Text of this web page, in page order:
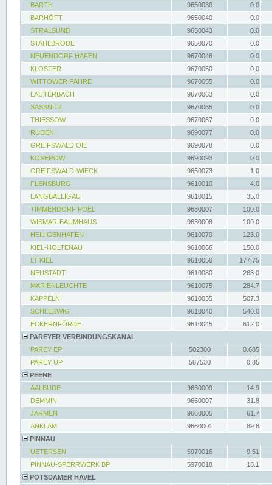
BARTH
9650030
0.0
BARHÖFT
9650040
0.0
STRALSUND
9650043
0.0
STAHLBRODE
9650070
0.0
NEUENDORF HAFEN
9670046
0.0
KLOSTER
9670050
0.0
WITTOWER FÄHRE
9670055
0.0
LAUTERBACH
9670063
0.0
SASSNITZ
9670065
0.0
THIESSOW
9670067
0.0
RUDEN
9690077
0.0
GREIFSWALD OIE
9690078
0.0
KOSEROW
9690093
0.0
GREIFSWALD-WIECK
9650073
1.0
FLENSBURG
9610010
4.0
LANGBALLIGAU
9610015
35.0
TIMMENDORF POEL
9630007
100.0
WISMAR-BAUMHAUS
9630008
100.0
HEILIGENHAFEN
9610070
123.0
KIEL-HOLTENAU
9610066
150.0
LT KIEL
9610050
177.75
NEUSTADT
9610080
263.0
MARIENLEUCHTE
9610075
284.7
KAPPELN
9610035
507.3
SCHLESWIG
9610040
540.0
ECKERNFÖRDE
9610045
612.0
PAREYER VERBINDUNGSKANAL
PAREY EP
502300
0.685
PAREY UP
587530
0.85
PEENE
AALBUDE
9660009
14.9
DEMMIN
9660007
31.8
JARMEN
9660005
61.7
ANKLAM
9660001
89.8
PINNAU
UETERSEN
5970016
9.51
PINNAU-SPERRWERK BP
5970018
18.1
POTSDAMER HAVEL